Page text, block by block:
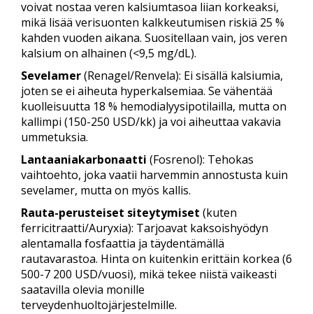
voivat nostaa veren kalsiumtasoa liian korkeaksi,
mikä lisää verisuonten kalkkeutumisen riskiä 25 %
kahden vuoden aikana. Suositellaan vain, jos veren
kalsium on alhainen (<9,5 mg/dL).
Sevelamer(Renagel/Renvela): Ei sisällä kalsiumia,
joten se ei aiheuta hyperkalsemiaa. Se vähentää
kuolleisuutta 18 % hemodialyysipotilailla, mutta on
kallimpi (150-250 USD/kk) ja voi aiheuttaa vakavia
ummetuksia.
Lantaaniakarbonaatti (Fosrenol): Tehokas
vaihtoehto, joka vaatii harvemmin annostusta kuin
sevelamer, mutta on myös kallis.
Rauta-perusteiset siteytymiset (kuten
ferricitraatti/Auryxia): Tarjoavat kaksoishyödyn
alentamalla fosfaattia ja täydentämällä
rautavarastoa. Hinta on kuitenkin erittäin korkea (6
500-7 200 USD/vuosi), mikä tekee niistä vaikeasti
saatavilla olevia monille
terveydenhuoltojärjestelmille.